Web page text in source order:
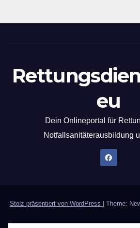
eu
Dein Onlineportal für
Notfallsanitäterausbildung
Stolz präsentiert von WordPress Theme: